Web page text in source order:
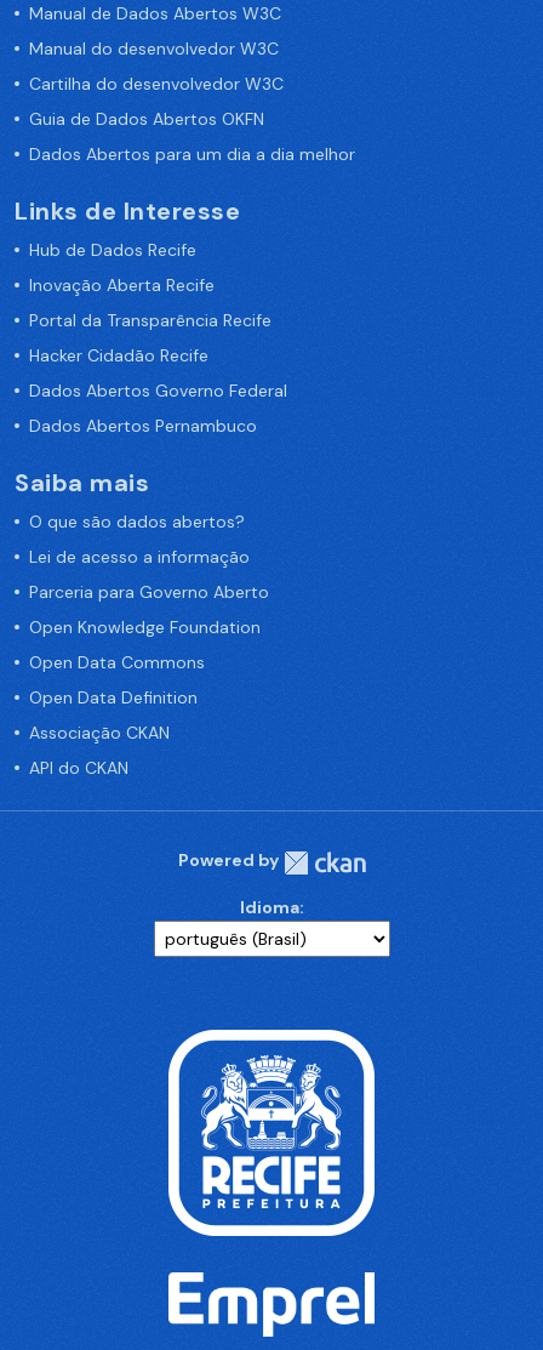
Manual de Dados Abertos W3C
Manual do desenvolvedor W3C
Cartilha do desenvolvedor W3C
Guia de Dados Abertos OKFN
Dados Abertos para um dia a dia melhor
Links de Interesse
Hub de Dados Recife
Inovação Aberta Recife
Portal da Transparência Recife
Hacker Cidadão Recife
Dados Abertos Governo Federal
Dados Abertos Pernambuco
Saiba mais
O que são dados abertos?
Lei de acesso a informação
Parceria para Governo Aberto
Open Knowledge Foundation
Open Data Commons
Open Data Definition
Associação CKAN
API do CKAN
Powered by
Idioma